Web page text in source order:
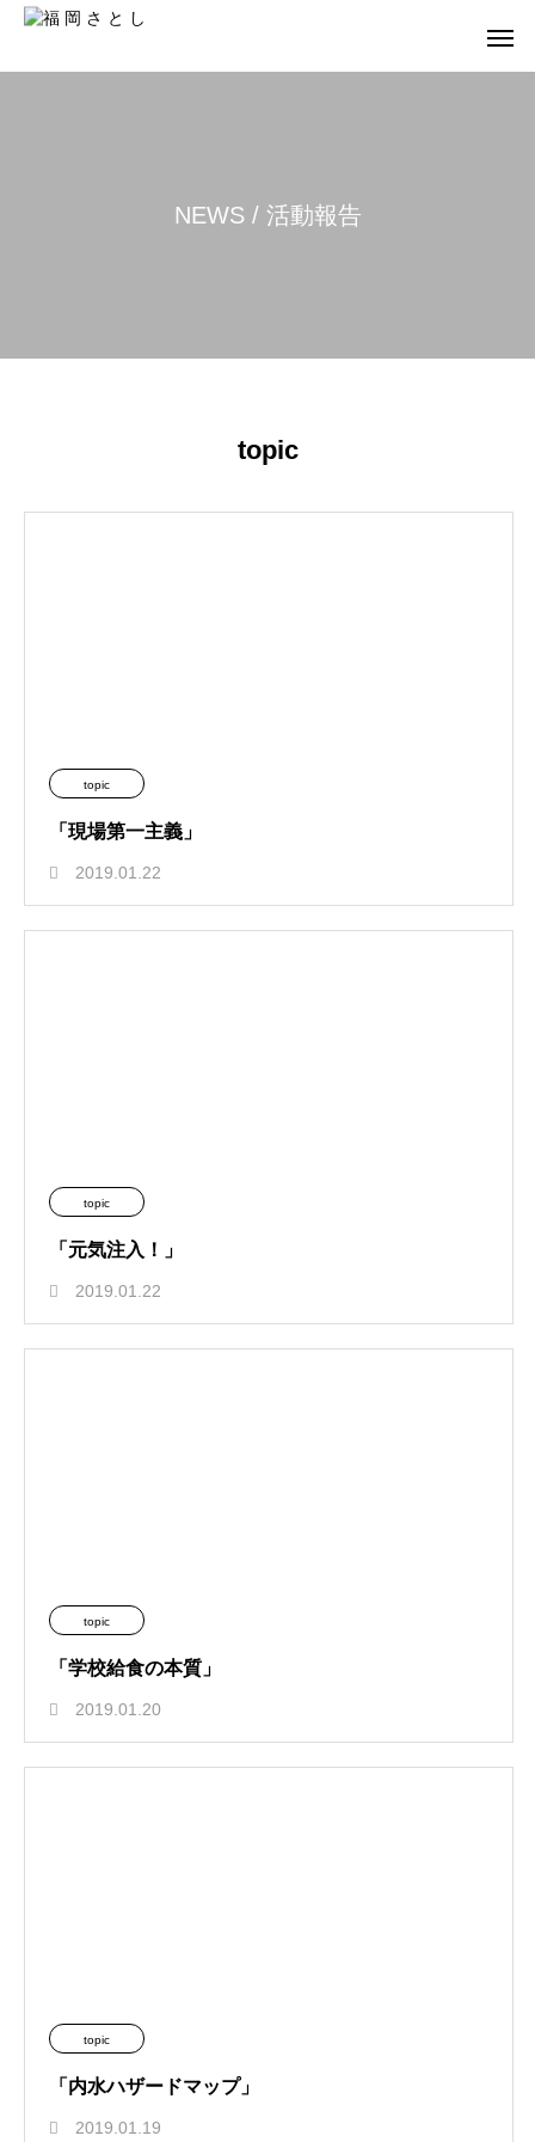
NEWS / 活動報告
topic
topic
「現場第一主義」
2019.01.22
topic
「元気注入！」
2019.01.22
topic
「学校給食の本質」
2019.01.20
topic
「内水ハザードマップ」
2019.01.19